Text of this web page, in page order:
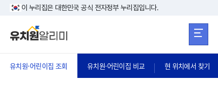
본문 바로가기
이 누리집은 대한민국 공식 전자정부 누리집입니다.
유치원·어린이집 조회 유치원·어린이집 비교 현 위치에서 찾기